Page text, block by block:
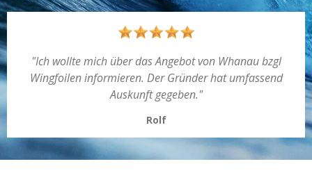
"Ich wollte mich über das Angebot von Whanau bzgl
Wingfoilen informieren. Der Gründer hat umfassend
Auskunft gegeben."
Rolf